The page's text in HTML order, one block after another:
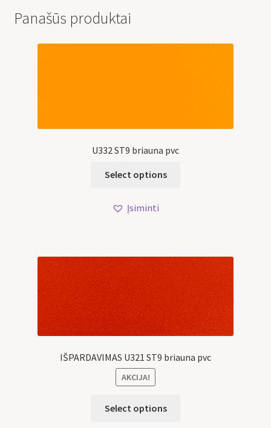
Panašūs produktai
U332 ST9 briauna pvc
Select options
Įsiminti
IŠPARDAVIMAS U321 ST9 briauna pvc
AKCIJA!
Select options